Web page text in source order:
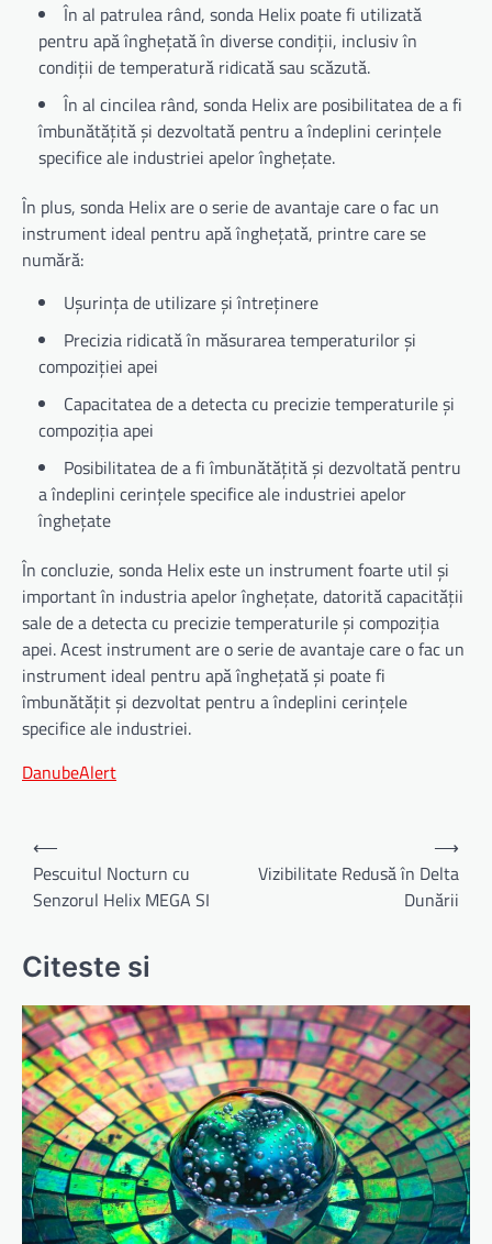
În al patrulea rând, sonda Helix poate fi utilizată
pentru apă înghețată în diverse condiții, inclusiv în
condiții de temperatură ridicată sau scăzută.
În al cincilea rând, sonda Helix are posibilitatea de a fi
îmbunătățită și dezvoltată pentru a îndeplini cerințele
specifice ale industriei apelor înghețate.
În plus, sonda Helix are o serie de avantaje care o fac un
instrument ideal pentru apă înghețată, printre care se
numără:
Ușurința de utilizare și întreținere
Precizia ridicată în măsurarea temperaturilor și
compoziției apei
Capacitatea de a detecta cu precizie temperaturile și
compoziția apei
Posibilitatea de a fi îmbunătățită și dezvoltată pentru
a îndeplini cerințele specifice ale industriei apelor
înghețate
În concluzie, sonda Helix este un instrument foarte util și
important în industria apelor înghețate, datorită capacității
sale de a detecta cu precizie temperaturile și compoziția
apei. Acest instrument are o serie de avantaje care o fac un
instrument ideal pentru apă înghețată și poate fi
îmbunătățit și dezvoltat pentru a îndeplini cerințele
specifice ale industriei.
DanubeAlert
Navigare
în
articole
⟵
Pescuitul Nocturn cu
Senzorul Helix MEGA SI
Vizibilitate Redusă în Delta
Dunării
⟶
Citeste si